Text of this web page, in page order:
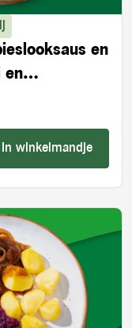
en
en
In winkelmandje